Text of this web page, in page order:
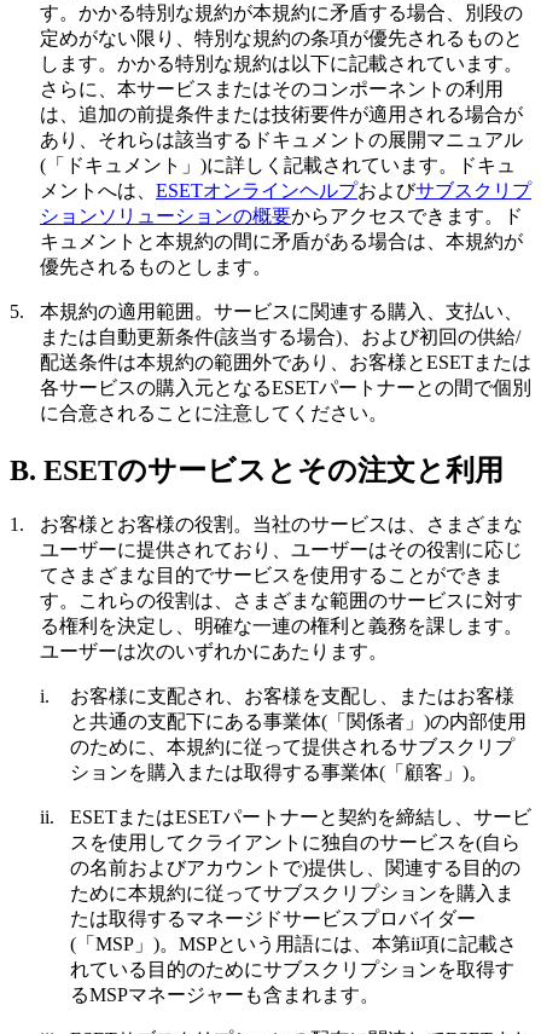
す。かかる特別な規約が本規約に矛盾する場合、別段の
定めがない限り、特別な規約の条項が優先されるものと
します。かかる特別な規約は以下に記載されています。
さらに、本サービスまたはそのコンポーネントの利用
は、追加の前提条件または技術要件が適用される場合が
あり、それらは該当するドキュメントの展開マニュアル
(「
ドキュメント 」)に詳しく記載されています。ドキュ
メントへは、 ESETオンラインヘルプおよびサブスクリプ
ションソリューションの概要からアクセスできます。ド
キュメントと本規約の間に矛盾がある場合は、本規約が
優先されるものとします。
5. 本規約の適用範囲。 サービスに関連する購入、支払い、
または自動更新条件(該当する場合)、および初回の供給/
配送条件は本規約の範囲外であり、お客様とESETまたは
各サービスの購入元となるESETパートナーとの間で個別
に合意されることに注意してください。
B. ESETのサービスとその注文と利用
1. お客様とお客様の役割。 当社のサービスは、さまざまな
ユーザーに提供されており、ユーザーはその役割に応じ
てさまざまな目的でサービスを使用することができま
す。これらの役割は、さまざまな範囲のサービスに対す
る権利を決定し、明確な一連の権利と義務を課します。
ユーザーは次のいずれかにあたります。
i.
お客様に支配され、お客様を支配し、またはお客様
と共通の支配下にある事業体(「 関係者 」)の内部使用
のために、本規約に従って提供されるサブスクリプ
ションを購入または取得する事業体(「 顧客 」)。
ii.
ESETまたはESETパートナーと契約を締結し、サービ
スを使用してクライアントに独自のサービスを(自ら
の名前およびアカウントで)提供し、関連する目的の
ために本規約に従ってサブスクリプションを購入ま
たは取得するマネージドサービスプロバイダー
(「 MSP 」)。MSPという用語には、本第ii項に記載さ
れている目的のためにサブスクリプションを取得す
るMSPマネージャーも含まれます。